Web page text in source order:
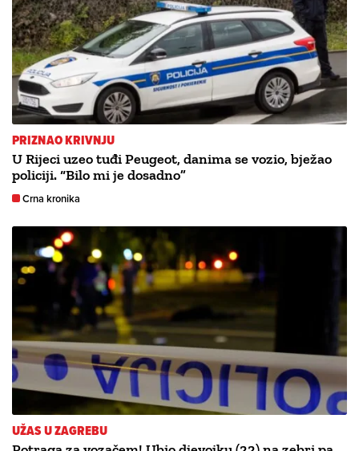
PRIZNAO KRIVNJU
U Rijeci uzeo tuđi Peugeot, danima se vozio, bježao
policiji. “Bilo mi je dosadno”
Crna kronika
UŽAS U ZAGREBU